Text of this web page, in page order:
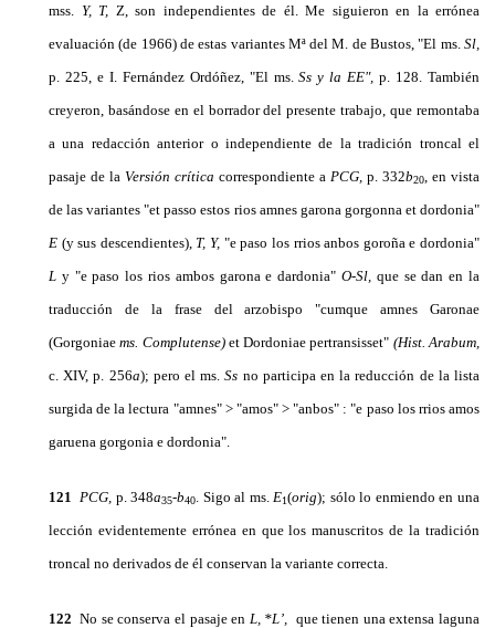
mss. Y, T, Z, son indepen­dientes de él. Me siguieron en la errónea
evaluación (de 1966) de estas variantes Mª del M. de Bustos, "El ms. Sl,
p. 225, e I. Fernández Ordóñez, "El ms.Ss y la EE",p. 128. También
creyeron, basándose en el borrador del presente trabajo, que remontaba
a una redacción anterior o independiente de la tradición tron­cal el
pasaje de la Versión crítica correspondiente a PCG, p. 332b20
, en vista
de las variantes "et passo es­tos rios amnes garona gorgonna et dordonia"
E (y sus descendientes), T, Y, "e paso los rrios anbos goroña e dordonia"
L y "e paso los rios ambos garona e dardonia" O-Sl, que se dan en la
traducción de la frase del arzobispo "cumque amnes Garonae
(Gorgoniaems. Complutense) et Dordoniae pertransisset" (Hist.Arabum,
c. XIV, p. 256a); pero el ms.Ss no participa en la reducción de la lista
surgida de la lectura "am­nes" > "amos" > "anbos" : "e paso los rrios amos
garuena gorgonia e dordonia".
121 PCG, p. 348a35-b40 . Sigo al ms. E1(orig); sólo lo enmiendo en una
lección evidentemente errónea en que los manuscritos de la tradición
troncal no derivados de él conservan la variante correcta.
122 No se conserva el pasaje en L, *L’, que tienen una extensa laguna